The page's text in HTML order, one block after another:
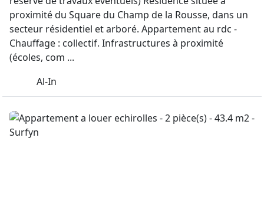
proximité du Square du Champ de la Rousse, dans un
secteur résidentiel et arboré. Appartement au rdc -
Chauffage : collectif. Infrastructures à proximité
(écoles, com ...
Al-In